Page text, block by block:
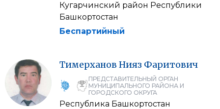
Кугарчинский район Республики
Башкортостан
Беспартийный
Тимерханов Нияз Фаритович
ПРЕДСТАВИТЕЛЬНЫЙ ОРГАН
МУНИЦИПАЛЬНОГО РАЙОНА И
ГОРОДСКОГО ОКРУГА
Республика Башкортостан